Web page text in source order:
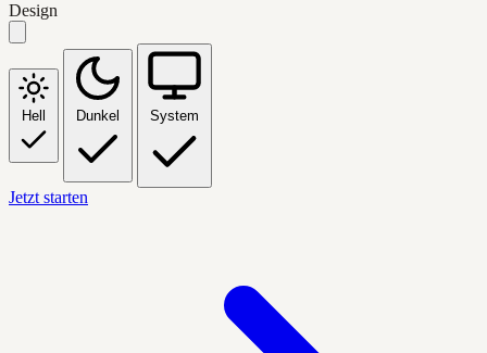
Design
Hell Dunkel System
Jetzt starten